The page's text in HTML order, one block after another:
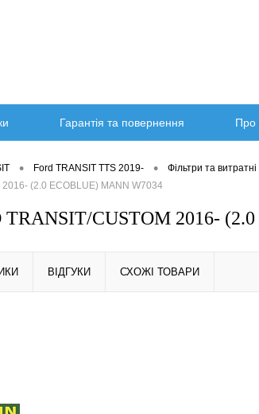
Гарантія та повернення Про
• Ford TRANSIT TTS 2019- • Фільтри та
(2.0 ECOBLUE) MANN W7034
TRANSIT/CUSTOM 2016-
ВІДГУКИ СХОЖІ ТОВАРИ